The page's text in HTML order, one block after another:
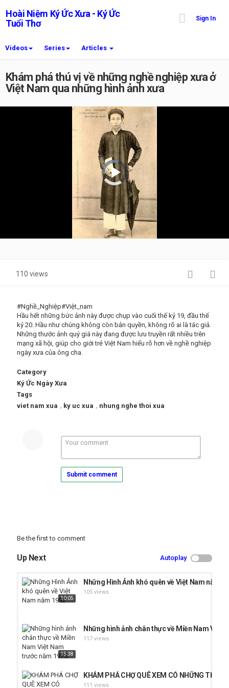
Hoài Niệm Ký Ức Xưa - Ký Ức
Tuổi Thơ
Sign In
Videos Series Articles
Khám phá thú vị về những nghề nghiệp xưa ở
Việt Nam qua những hình ảnh xưa
Video
Player
is
loading.
Play
Video
110 views
#Nghề_Nghiệp#Việt_nam
Hầu hết những bức ảnh này được chụp vào cuối thế kỷ 19, đầu thế
kỷ 20. Hầu như chúng không còn bản quyền, không rõ ai là tác giả.
Những thước ảnh quý giá này đang được lưu truyền rất nhiều trên
mạng xã hội, giúp cho giới trẻ Việt Nam hiểu rõ hơn về nghề nghiệp
ngày xưa của ông cha.
Category
Ký Ức Ngày Xưa
Tags
viet nam xua , ky uc xua , nhung nghe thoi xua
Submit comment
Be the first to comment
Up Next Autoplay
10:05
Những Hình Ảnh khó quên về Việt Nam năm
105 views
15:38
Những hình ảnh chân thực về Miền Nam Việt
117 views
KHÁM PHÁ CHỢ QUÊ XEM CÓ NHỮNG THỨ
111 views